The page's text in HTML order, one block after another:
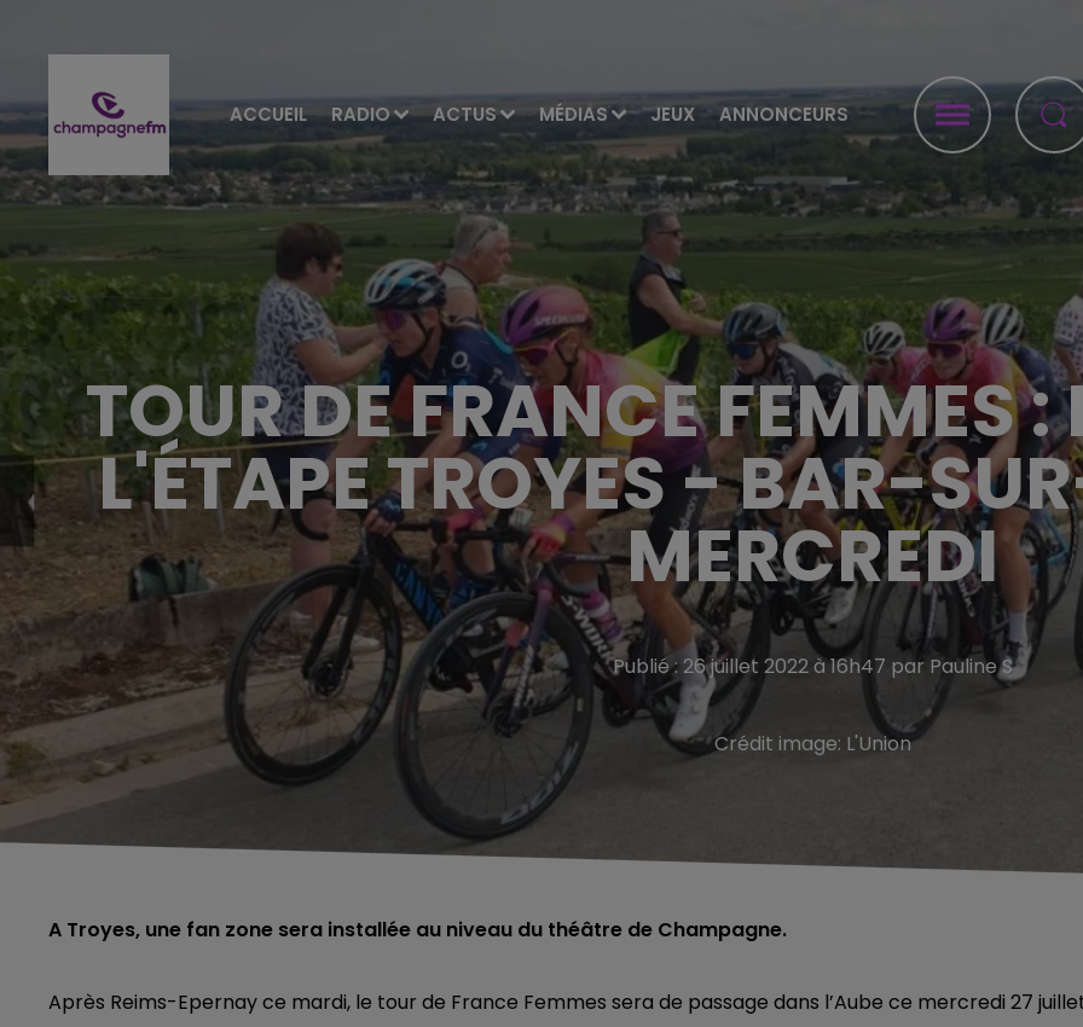
ACCUEIL RADIO ACTUS MÉDIAS JEUX ANNONCEURS
TOUR DE FRANCE FEMMES :
L'ÉTAPE TROYES - BAR-
MERCREDI
Publié : 26 juillet 2022 à 16h47 par Pauline S
Crédit image: L'Union
A Troyes, une fan zone sera installée au niveau du théâtre de Champagne.
Après Reims-Epernay ce mardi, le tour de France Femmes sera de passage dans l’Aube ce mercredi 27